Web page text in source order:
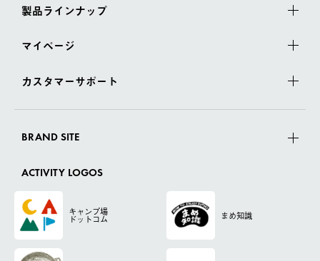
製品ラインナップ
マイページ
カスタマーサポート
BRAND SITE
ACTIVITY LOGOS
キャンプ場
ドットコム まめ知識